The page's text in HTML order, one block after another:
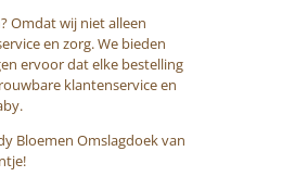
Omdat wij niet alleen
en zorg. We bieden
ervoor dat elke bestelling
klantenservice en
Bloemen Omslagdoek van